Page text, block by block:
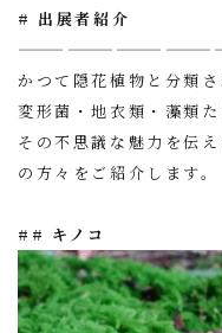
# 出展者紹介
かつて隠花植物と分類
変形菌・地衣類・藻類た
その不思議な魅力を伝
の方々をご紹介します。
## キノコ